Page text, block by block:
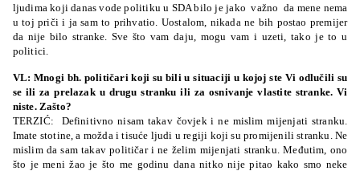
ljudima koji danas vode politiku u SDA bilo je jako važno da mene nema
u toj priči i ja sam to prihvatio. Uostalom, nikada ne bih postao premijer
da nije bilo stranke. Sve što vam daju, mogu vam i uzeti, tako je to u
politici.
VL: Mnogi bh. političari koji su bili u situaciji u kojoj ste Vi odlučili su
se ili za prelazak u drugu stranku ili za osnivanje vlastite stranke. Vi
niste. Zašto?
TERZIĆ: Definitivno nisam takav čovjek i ne mislim mijenjati stranku.
Imate stotine, a možda i tisuće ljudi u regiji koji su promijenili stranku. Ne
mislim da sam takav političar i ne želim mijenjati stranku. Međutim, ono
što je meni žao je što me godinu dana nitko nije pitao kako smo neke